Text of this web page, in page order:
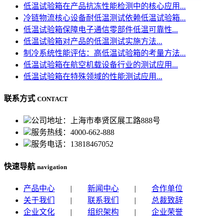
低温试验箱在产品抗冻性能检测中的核心应用...
冷链物流核心设备耐低温测试依赖低温试验箱...
低温试验箱保障电子通信零部件低温可靠性...
低温试验箱对产品的低温测试实施方法...
制冷系统性能评估：高低温试验箱的考量方法...
低温试验箱在航空机载设备行业的测试应用...
低温试验箱在特殊领域的性能测试应用...
联系方式 CONTACT
公司地址：上海市奉贤区展工路888号
服务热线：4000-662-888
服务电话：13818467052
快速导航 navigation
产品中心 | 新闻中心 | 合作单位
关于我们
| 联系我们 | 总裁致辞
企业文化 | 组织架构 | 企业荣誉